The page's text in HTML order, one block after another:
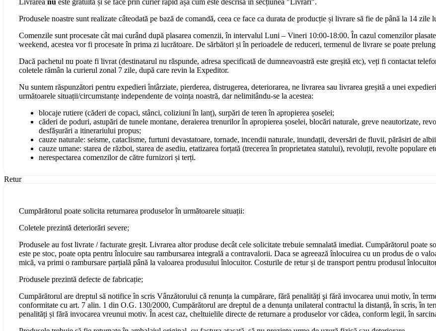
Livrarea nu este gratuită și se face prin curier rapid așa cum este descrisă în secțiunea "Livrări".
Produsele noastre sunt realizate câteodată pe bază de comandă, ceea ce face ca durata de producție și livrare să fie de până la 14
Comenzile sunt procesate cât mai curând după plasarea comenzii, în intervalul Luni – Vineri 10:00-18:00. În cazul comenzilor
weekend, acestea vor fi procesate în prima zi lucrătoare. De sărbători și în perioadele de reduceri, termenul de livrare se poate
Dacă pachetul nu poate fi livrat (destinatarul nu răspunde, adresa specificată de dumneavoastră este greșită etc), veți fi contactat
coletele rămân la curierul zonal 7 zile, după care revin la Expeditor.
Nu suntem răspunzători pentru expedieri întârziate, pierderea, distrugerea, deteriorarea, ne livrarea sau livrarea greșită a unei
următoarele situații/circumstanțe independente de voința noastră, dar nelimitându-se la acestea:
blocaje rutiere (căderi de copaci, stânci, coliziuni în lanț), surpări de teren în apropierea șoselei;
căderi de poduri, astupări de tunele montane, deraierea trenurilor în apropierea șoselei, blocări naturale, greve neautorizate,
desfășurări a itinerariului propus;
cauze naturale: seisme, cataclisme, furtuni devastatoare, tornade, incendii naturale, inundații, deversări de fluvii, părăsiri de
cauze umane: starea de război, starea de asediu, etatizarea forțată (trecerea în proprietatea statului), revoluții, revolte populare
nerespectarea comenzilor de către furnizori și terți.
Retur
Cumpărătorul poate solicita returnarea produselor în următoarele situații:
Coletele prezintă deteriorări severe;
Produsele au fost livrate / facturate greșit. Livrarea altor produse decât cele solicitate trebuie semnalată imediat. Cumpărătorul poate
este pe stoc, poate opta pentru înlocuire sau rambursarea integrală a contravalorii. Daca se agreează înlocuirea cu un produs de o
mică, va primi o rambursare parțială până la valoarea produsului înlocuitor. Costurile de retur și de transport pentru produsul
Produsele prezintă defecte de fabricație;
Cumpărătorul are dreptul să notifice în scris Vânzătorului că renunța la cumpărare, fără penalități şi fără invocarea unui motiv, în
conformitate cu art. 7 alin. 1 din O.G. 130/2000, Cumpărătorul are dreptul de a denunța unilateral contractul la distanță, în scris, în
penalități și fără invocarea vreunui motiv. În acest caz, cheltuielile directe de returnare a produselor vor cădea, conform legii, în